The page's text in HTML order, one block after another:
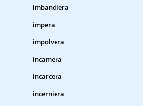
imbandiera
impera
impolvera
incamera
incarcera
incerniera